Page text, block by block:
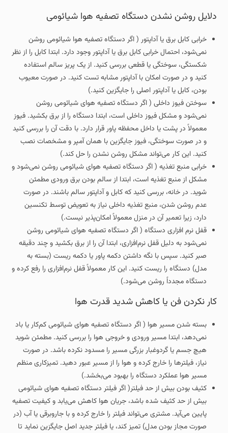
دلایل روشن نشدن دستگاه تصفیه هوا شیائومی
خرابی کابل برق یا آداپتور ( اگر دستگاه تصفیه هوا شیائومی روشن
نمی‌شود، احتمال خرابی کابل برق یا آداپتور وجود دارد. ابتدا کابل را از نظر
شکستگی، سوختگی یا قطعی بررسی کنید. از یک پریز سالم استفاده
کنید و در صورت امکان با آداپتور مشابه تست کنید. در صورت معیوب
بودن، کابل یا آداپتور اصلی را جایگزین کنید.)
سوختن فیوز داخلی ( اگر دستگاه تصفیه هوای شیائومی روشن
نمی‌شود و مشکل فیوز داخلی است، ابتدا دستگاه را از برق بکشید. فیوز
معمولاً در پشت یا داخل محفظه پاور قرار دارد. با دقت آن را بررسی کنید
و در صورت سوختگی، فیوز جایگزین با همان آمپر و مشخصات نصب
کنید. این کار می‌تواند مشکل روشن نشدن را حل کند.)
خرابی منبع تغذیه ( اگر دستگاه تصفیه هوای شیائومی روشن نمی‌شود و
مشکل از منبع تغذیه است، ابتدا از سالم بودن برق ورودی مطمئن
شوید. در خانه، بررسی کنید که کابل و آداپتور سالم باشند. در صورت
عدم روشن شدن، منبع تغذیه داخلی نیاز به تعویض توسط تکنسین
دارد، زیرا تعمیر آن در منزل معمولاً امکان‌پذیر نیست.)
قفل نرم‌ افزاری دستگاه ( اگر دستگاه تصفیه هوای شیائومی روشن
نمی‌شود به دلیل قفل نرم‌افزاری، ابتدا آن را از برق بکشید و چند دقیقه
صبر کنید. سپس با نگه داشتن دکمه پاور یا دکمه ریست (بسته به
مدل) دستگاه را ریست کنید. این کار معمولاً قفل نرم‌افزاری را رفع کرده و
دستگاه مجدداً روشن می‌شود.)
کار نکردن فن یا کاهش شدید قدرت هوا
بسته شدن مسیر هوا ( اگر دستگاه تصفیه هوای شیائومی کم‌کار یا باد
نمی‌دهد، ابتدا مسیر ورودی و خروجی هوا را بررسی کنید. مطمئن شوید
هیچ جسم یا گردوغبار بزرگی مسیر را مسدود نکرده باشد. در صورت
نیاز، فیلترها را خارج کرده و هوا را از مسیر عبور دهید. تمیزکاری منظم
مسیر هوا عملکرد دستگاه را بهبود می‌بخشد.)
کثیف بودن بیش از حد فیلتر( اگر فیلتر دستگاه تصفیه هوای شیائومی
بیش از حد کثیف شده باشد، جریان هوا کاهش می‌یابد و کیفیت تصفیه
پایین می‌آید. مشتری می‌تواند فیلتر را خارج کرده و با جاروبرقی یا آب (در
صورت مجاز بودن مدل) تمیز کند، یا فیلتر جدید اصل جایگزین نماید تا